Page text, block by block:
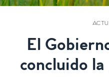
El
concluido